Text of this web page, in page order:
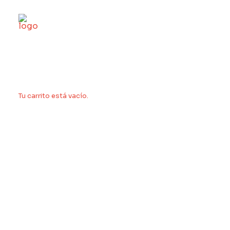
Tu carrito está vacío.